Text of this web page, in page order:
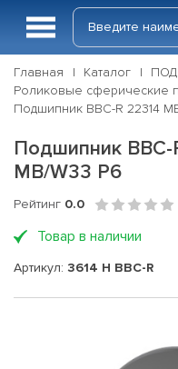
Главная Каталог
Роликовые сферические
Подшипник BBC-R 22314
Подшипник BBC-
MB/W33 P6
Рейтинг 0.0
Товар в наличии
Артикул: 3614 H BBC-R